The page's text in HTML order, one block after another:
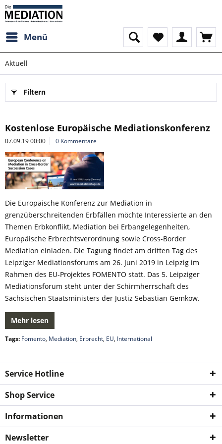
Menü
Aktuell
Filtern
Kostenlose Europäische Mediationskonferenz
07.09.19 00:00 0 Kommentare
Die Europäische Konferenz zur Mediation in
grenzüberschreitenden Erbfällen möchte Interessierte an den
Themen Erbkonflikt, Mediation bei Erbangelegenheiten,
Europäische Erbrechtsverordnung sowie Cross-Border
Mediation einladen. Die Tagung findet am dritten Tag des
Leipziger Mediationsforums am 26. Juni 2019 in Leipzig im
Rahmen des EU-Projektes FOMENTO statt. Das 5. Leipziger
Mediationsforum steht unter der Schirmherrschaft des
Sächsischen Staatsministers der Justiz Sebastian Gemkow.
Mehr lesen
Tags: Fomento, Mediation, Erbrecht, EU, International
Service Hotline
Shop Service
Informationen
Newsletter